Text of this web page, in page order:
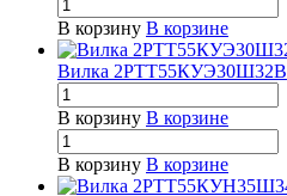
В корзину В корзине
Вилка 2РТТ55КУЭ30Ш32В
В корзину В корзине
В корзину В корзине